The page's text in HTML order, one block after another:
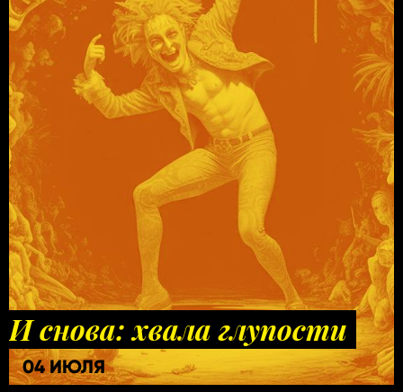
И снова: хвала глупости
04 ИЮЛЯ